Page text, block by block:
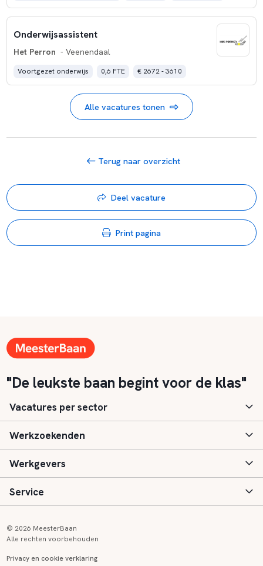
Onderwijsassistent
Het Perron - Veenendaal
Voortgezet onderwijs 0,6 FTE € 2672 - 3610
Alle vacatures tonen
Terug naar overzicht
Deel vacature
Print pagina
"De leukste baan begint voor de klas"
Vacatures per sector
Basisonderwijs
Speciaal (basis) onderwijs
Voortgezet onderwijs
Werkzoekenden
Aanmelden
Vacatures
Werkgevers
Inloggen
Service
© 2026 MeesterBaan
Alle rechten voorbehouden
Privacy en cookie verklaring